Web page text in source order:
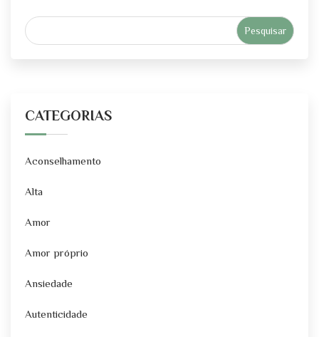
CATEGORIAS
Aconselhamento
Alta
Amor
Amor próprio
Ansiedade
Autenticidade